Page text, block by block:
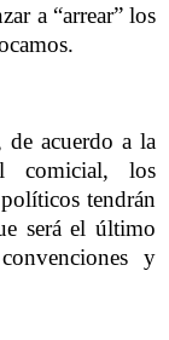
a “arrear” los
acuerdo a la
comicial, los
tendrán
será el último
y